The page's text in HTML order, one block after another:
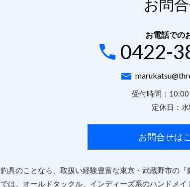
お問
お電話での
0422-
受付時間：
定休日：
お問合せは
釣具のことなら、取扱い経験豊富な東京・武蔵野市の
では、オールドタックル、インディーズ系のハンドメ